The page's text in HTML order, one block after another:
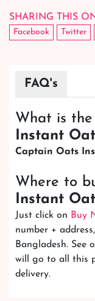
SHARING THIS
Facebook Twitter
FAQ's
What is
Instant
Captain Oats
Where to
Instant
Just click on Buy
number +
Bangladesh. See
will go to all this
delivery.